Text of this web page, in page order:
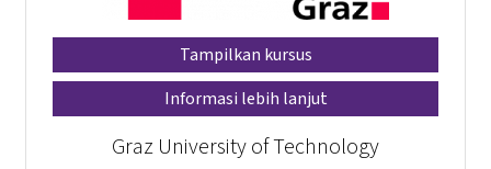
Tampilkan kursus
Informasi lebih lanjut
Graz University of Technology